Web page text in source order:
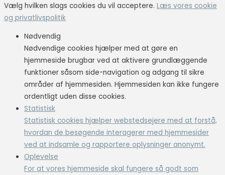
Vælg hvilken slags cookies du vil acceptere. Læs vores cookie
og privatlivspolitik
Nødvendig
Nødvendige cookies hjælper med at gøre en
hjemmeside brugbar ved at aktivere grundlæggende
funktioner såsom side-navigation og adgang til sikre
områder af hjemmesiden. Hjemmesiden kan ikke fungere
ordentligt uden disse cookies.
Statistisk
Statistisk cookies hjælper webstedsejere med at forstå,
hvordan de besøgende interagerer med hjemmesider
ved at indsamle og rapportere oplysninger anonymt.
Oplevelse
For at vores hjemmeside skal fungere så godt som